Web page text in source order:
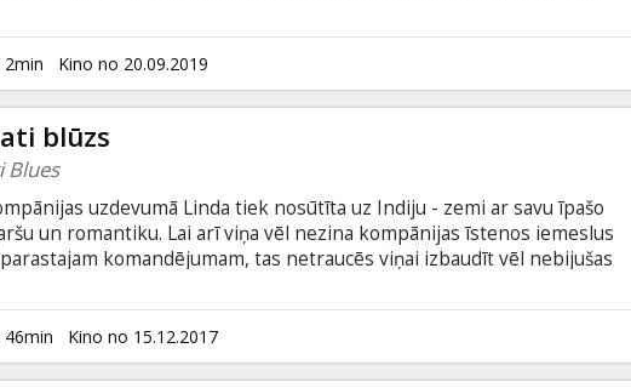
2min Kino no 20.09.2019
blūzs
Blues
uzdevumā Linda tiek nosūtīta uz Indiju - zemi ar savu īpašo
un romantiku. Lai arī viņa vēl nezina kompānijas īstenos iemeslus
komandējumam, tas netraucēs viņai izbaudīt vēl nebijušas
latviešu un krievu valodā.
46min Kino no 15.12.2017